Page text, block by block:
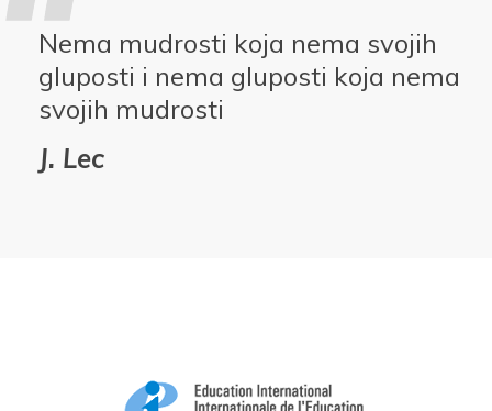
Nema mudrosti koja nema svojih
gluposti i nema gluposti koja nema
svojih mudrosti
J. Lec